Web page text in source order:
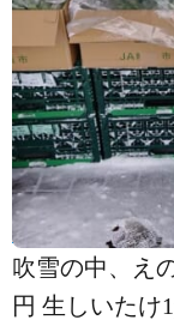
吹雪の中、え
円 生しいたけ